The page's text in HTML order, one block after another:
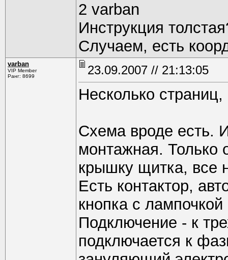
2 varban
Инструкция
Случаем, есть
varban
VIP Member
Ранг: 8699
23.09.2007 // 21:13:05
Несколько
Схема вроде есть.
монтажная. Только
крышку щитка, все
Есть контактор,
кнопка с лампочкой
Подключение - к
подключается к